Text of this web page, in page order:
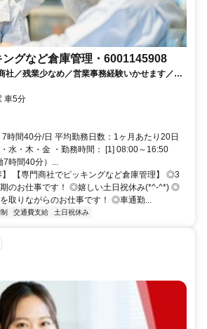
グなど倉庫管理・6001145908
社／残業少なめ／営業事務経験いかせます／急
車5分
時間40分/日 平均勤務日数：1ヶ月あたり20日
水・木・金 ・勤務時間： [1] 08:00～16:50
時間40分）...
【専門商社でピッキングなど倉庫管理】 ◎3
のお仕事です！ ◎嬉しい土日祝休み(*^-^*) ◎
取りながらのお仕事です！ ◎車通勤...
交通費支給 土日祝休み